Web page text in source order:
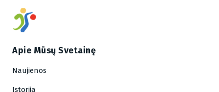
Apie Mūsų Svetainę
Naujienos
Istorija